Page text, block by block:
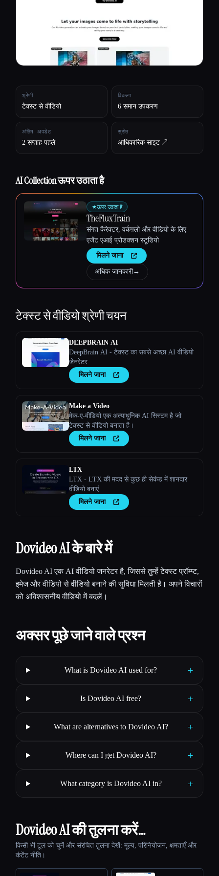
श्रेणी
टेक्स्ट से वीडियो
विकल्प
6 समान उपकरण
अंतिम अपडेट
2 सप्ताह पहले
स्रोत
आधिकारिक साइट ↗︎
AI Collection ऊपर उठाता है
★ऊपर उठाता है
TheFluxTrain
संगत कैरेक्टर, वर्कफ़्लो और वीडियो के लिए
एजेंट एआई प्रोडक्शन स्टूडियो
मिलने जाना
अधिक जानकारी→
टेक्स्ट से वीडियोश्रेणी चयन
DEEPBRAIN AI
DeepBrain AI - टेक्स्ट का सबसे अच्छा AI वीडियो
जेनरेटर
मिलने जाना
Make a Video
मेक-ए-वीडियो एक अत्याधुनिक AI सिस्टम है जो
टेक्स्ट से वीडियो बनाता है।
मिलने जाना
LTX
LTX - LTX की मदद से कुछ ही सेकंड में शानदार
वीडियो बनाएं
मिलने जाना
Dovideo AI के बारे में
Dovideo AI एक AI वीडियो जनरेटर है, जिससे तुम्हेंं टेक्स्ट प्रॉम्प्ट,
इमेज और वीडियो से वीडियो बनाने की सुविधा मिलती है। अपने विचारों
को अविश्वसनीय वीडियो में बदलें।
अक्सर पूछे जाने वाले प्रश्न
What is Dovideo AI used for? +
Is Dovideo AI free? +
What are alternatives to Dovideo AI? +
Where can I get Dovideo AI? +
What category is Dovideo AI in? +
Dovideo AI की तुलना करें…
किसी भी टूल को चुनें और संरचित तुलना देखें: मूल्य, परिनियोजन, क्षमताएँ और
कंटेंट नीति।